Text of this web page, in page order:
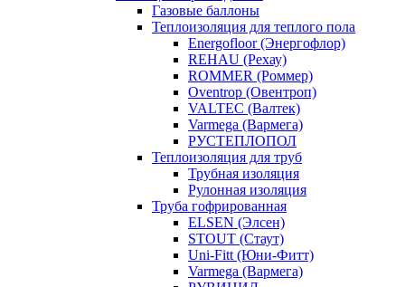
Газовые баллоны
Теплоизоляция для теплого пола
Energofloor (Энергофлор)
REHAU (Рехау)
ROMMER (Роммер)
Oventrop (Овентроп)
VALTEC (Валтек)
Varmega (Вармега)
РУСТЕПЛОПОЛ
Теплоизоляция для труб
Трубная изоляция
Рулонная изоляция
Труба гофрированная
ELSEN (Элсен)
STOUT (Стаут)
Uni-Fitt (Юни-Фитт)
Varmega (Вармега)